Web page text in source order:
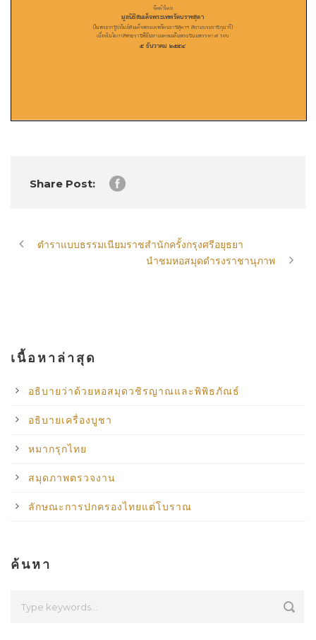
Share Post:
ตำราแบบธรรมเนียมราชสำนักครั้งกรุงศรีอยุธยา
นำชมหอสมุดดำรงราชานุภาพ
เนื้อหาล่าสุด
อธิบายว่าด้วยหอสมุดวชิรญาณและพิพิธภัณธ์
อธิบายเครื่องบูชา
หมากรุกไทย
สมุดภาพตรวจงาน
ลักษณะการปกครองไทยแต่โบราณ
ค้นหา